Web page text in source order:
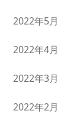
2022年5月
2022年4月
2022年3月
2022年2月